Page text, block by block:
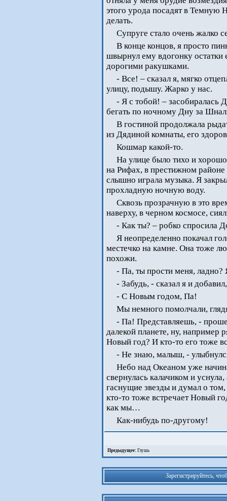
этого урода посадят в Темную
делать.
Супруге стало очень жалко
В конце концов, я просто
швырнул ему вдогонку остатки
дорогими ракушками.
- Все! – сказал я, мягко
улицу, подышу. Жарко у нас.
- Я с тобой! – засобиралась
бегать по ночному Дну за
В гостиной продолжала
из Дядиной комнаты, его
Кошмар какой-то.
На улице было тихо и
на Рифах, в престижном районе
слышно играла музыка. Я
прохладную ночную воду.
Сквозь прозрачную в это
наверху, в черном космосе,
- Как ты? – робко спросила
Я неопределенно покачал
местечко на камне. Она тоже
похожи.
- Па, ты прости меня, ладно?
- Забудь, - сказал я и
- С Новым годом, Па!
Мы немного помолчали,
- Па! Представляешь, -
далекой планете, ну, например
Новый год? И кто-то его тоже
- Не знаю, малыш, -
Небо над Океаном уже
свернулась калачиком и
гаснущие звезды и думал о
кто-то тоже встречает Новый
как мы…
Как-нибудь по-другому!
Предыдущее: Глушь
Зарегистрируйтесь,